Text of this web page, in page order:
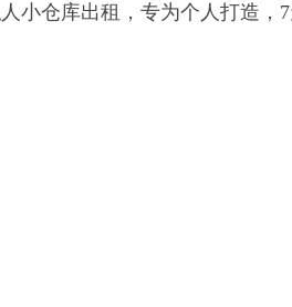
小仓库出租，专为个人打造，